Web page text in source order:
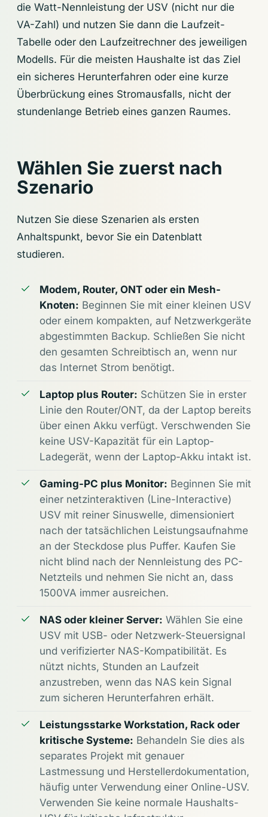
die Watt-Nennleistung der USV (nicht nur die
VA-Zahl) und nutzen Sie dann die Laufzeit-
Tabelle oder den Laufzeitrechner des jeweiligen
Modells. Für die meisten Haushalte ist das Ziel
ein sicheres Herunterfahren oder eine kurze
Überbrückung eines Stromausfalls, nicht der
stundenlange Betrieb eines ganzen Raumes.
Wählen Sie zuerst nach
Szenario
Nutzen Sie diese Szenarien als ersten
Anhaltspunkt, bevor Sie ein Datenblatt
studieren.
Modem, Router, ONT oder ein Mesh-
Knoten: Beginnen Sie mit einer kleinen USV
oder einem kompakten, auf Netzwerkgeräte
abgestimmten Backup. Schließen Sie nicht
den gesamten Schreibtisch an, wenn nur
das Internet Strom benötigt.
Laptop plus Router: Schützen Sie in erster
Linie den Router/ONT, da der Laptop bereits
über einen Akku verfügt. Verschwenden Sie
keine USV-Kapazität für ein Laptop-
Ladegerät, wenn der Laptop-Akku intakt ist.
Gaming-PC plus Monitor: Beginnen Sie mit
einer netzinteraktiven (Line-Interactive)
USV mit reiner Sinuswelle, dimensioniert
nach der tatsächlichen Leistungsaufnahme
an der Steckdose plus Puffer. Kaufen Sie
nicht blind nach der Nennleistung des PC-
Netzteils und nehmen Sie nicht an, dass
1500VA immer ausreichen.
NAS oder kleiner Server: Wählen Sie eine
USV mit USB- oder Netzwerk-Steuersignal
und verifizierter NAS-Kompatibilität. Es
nützt nichts, Stunden an Laufzeit
anzustreben, wenn das NAS kein Signal
zum sicheren Herunterfahren erhält.
Leistungsstarke Workstation, Rack oder
kritische Systeme: Behandeln Sie dies als
separates Projekt mit genauer
Lastmessung und Herstellerdokumentation,
häufig unter Verwendung einer Online-USV.
Verwenden Sie keine normale Haushalts-